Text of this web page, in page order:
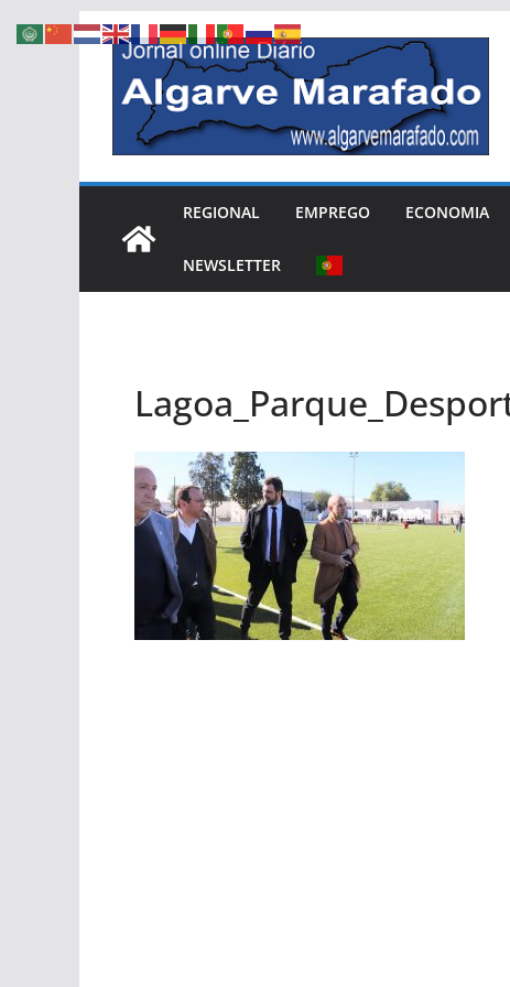
Skip
content
REGIONAL EMPREGO ECONOMIA
NEWSLETTER